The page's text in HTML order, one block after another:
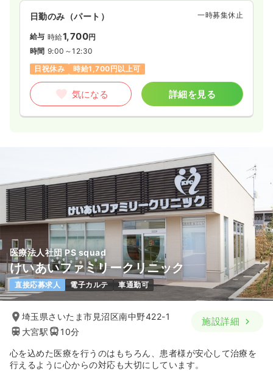
日勤のみ（パート） 一時募集休止
給与 時給1,700円
時間 9:00～12:30
日祝休み
時給1,700円以上可
気になる 詳細を見る
医療法人社団 PS squad
けいあいファミリークリニック
直接応募求人 電子カルテ 車通勤可
埼玉県さいたま市見沼区南中野422-1
大宮駅
10分
施設詳細
心を込めた医療を行うのはもちろん、患者様が安心して治療を
行えるように心からの対応も大切にしています。